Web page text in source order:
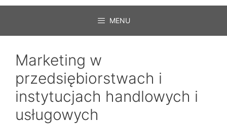
MENU
Marketing w
przedsiębiorstwach i
instytucjach handlowych i
usługowych